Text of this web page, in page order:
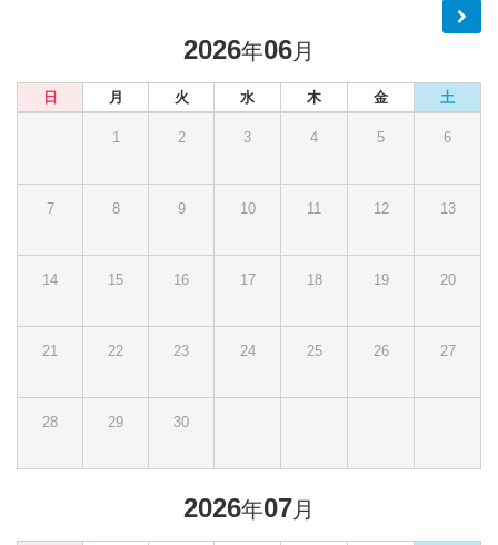
2026年06月
日 月 火 水 木 金 土
1 2 3 4 5 6
7 8 9 10 11 12 13
14 15 16 17 18 19 20
21 22 23 24 25 26 27
28 29 30
2026年07月